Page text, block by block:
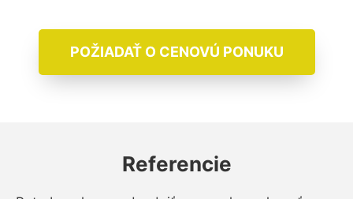
POŽIADAŤ O CENOVÚ PONUKU
Referencie